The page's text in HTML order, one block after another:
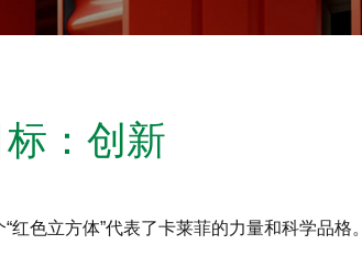
标：创新
色立方体”代表了卡莱菲的力量和科学品格。